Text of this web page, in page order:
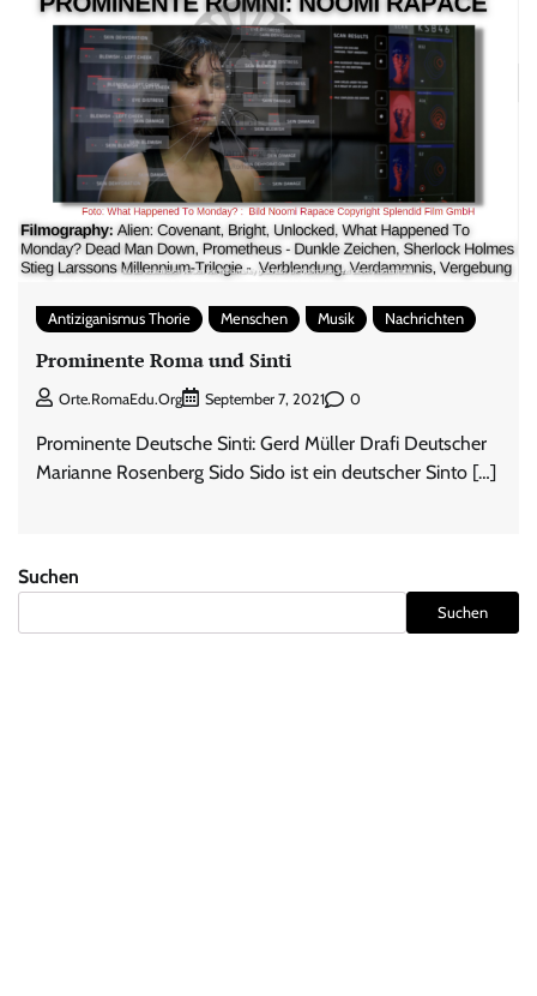
Antiziganismus Thorie Menschen Musik Nachrichten
Prominente Roma und Sinti
Orte.RomaEdu.org September 7, 2021 0
Prominente Deutsche Sinti: Gerd Müller Drafi Deutscher
Marianne Rosenberg Sido Sido ist ein deutscher Sinto […]
Suchen
Suchen